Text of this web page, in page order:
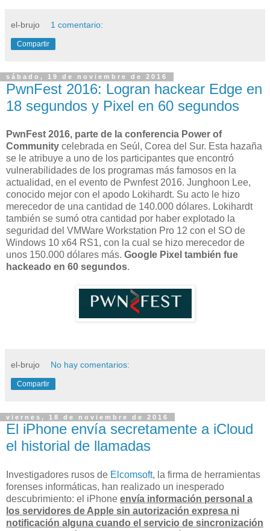
el-brujo 1 comentario:
Compartir
sábado, 19 de noviembre de 2016
PwnFest 2016: Logran hackear Edge en
18 segundos y Pixel en 60 segundos
PwnFest 2016, parte de la conferencia Power of
Community celebrada en Seúl, Corea del Sur. Esta hazaña
se le atribuye a uno de los participantes que encontró
vulnerabilidades de los programas más famosos en la
actualidad, en el evento de Pwnfest 2016. Junghoon Lee,
conocido mejor con el apodo Lokihardt. Su acto le hizo
merecedor de una cantidad de 140.000 dólares. Lokihardt
también se sumó otra cantidad por haber explotado la
seguridad del VMWare Workstation Pro 12 con el SO de
Windows 10 x64 RS1, con la cual se hizo merecedor de
unos 150.000 dólares más. Google Pixel también fue
hackeado en 60 segundos.
el-brujo No hay comentarios:
Compartir
viernes, 18 de noviembre de 2016
El iPhone envía secretamente a iCloud
el historial de llamadas
Investigadores rusos de Elcomsoft, la firma de herramientas
forenses informáticas, han realizado un inesperado
descubrimiento: el iPhone envía información personal a
los servidores de Apple sin autorización expresa ni
notificación alguna cuando el servicio de sincronización